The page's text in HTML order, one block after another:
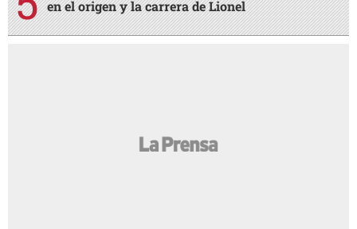
en el origen y la carrera de Lionel